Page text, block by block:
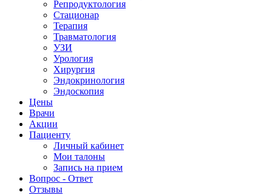
Репродуктология
Стационар
Терапия
Травматология
УЗИ
Урология
Хирургия
Эндокринология
Эндоскопия
Цены
Врачи
Акции
Пациенту
Личный кабинет
Мои талоны
Запись на прием
Вопрос - Ответ
Отзывы